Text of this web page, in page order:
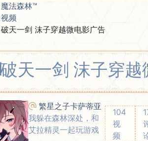
魔法森林™
视频
破天一剑 沫子穿越微电影广告
破天一剑 沫子穿越
00:00 / 03:22
繁星之子卡萨蒂亚
我躲在森林深处，和
艾拉精灵一起玩游戏
104
视
频